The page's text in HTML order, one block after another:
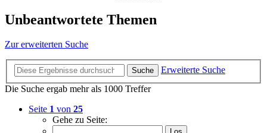
Unbeantwortete Themen
Zur erweiterten Suche
Suche
Erweiterte Suche
Die Suche ergab mehr als 1000 Treffer
Seite 1 von 25
Gehe zu Seite: